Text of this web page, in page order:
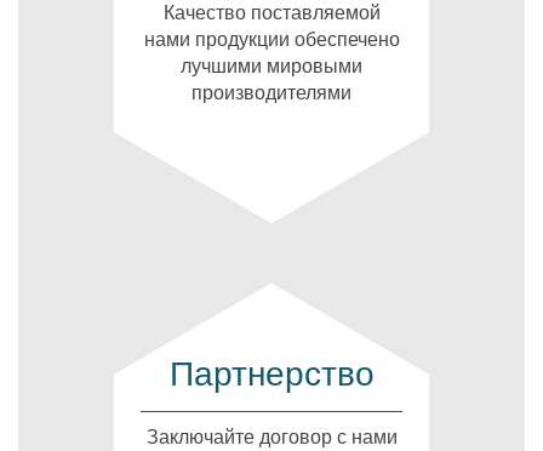
Качество поставляемой
нами продукции обеспечено
лучшими мировыми
производителями
Партнерство
Заключайте договор с нами